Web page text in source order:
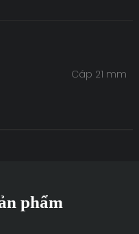
Cáp 21 mm
phẩm